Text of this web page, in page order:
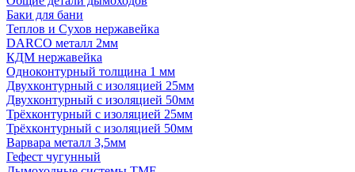
Баки для бани
Теплов и Сухов нержавейка
DARCO металл 2мм
КДМ нержавейка
Одноконтурный толщина 1 мм
Двухконтурный с изоляцией 25мм
Двухконтурный с изоляцией 50мм
Трёхконтурный с изоляцией 25мм
Трёхконтурный с изоляцией 50мм
Варвара металл 3,5мм
Гефест чугунный